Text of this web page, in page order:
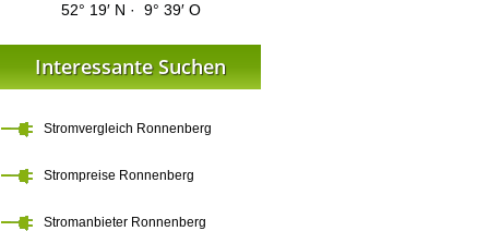
52° 19′ N · 9° 39′ O
Interessante Suchen
Stromvergleich Ronnenberg
Strompreise Ronnenberg
Stromanbieter Ronnenberg